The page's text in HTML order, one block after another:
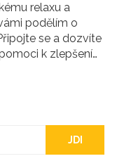
relaxu a
podělím o
se a dozvíte
k zlepšení
a objevů.
JDI